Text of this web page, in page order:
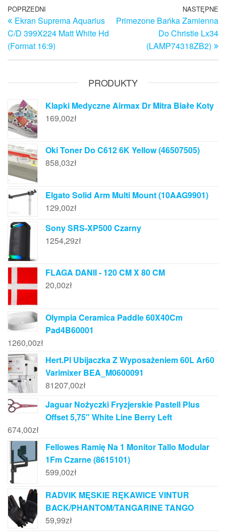
Nawigacja
wpisu
Poprzedni
wpis
POPRZEDNI
Ekran Suprema Aquarius
C/D 399X224 Matt White Hd
(Format 16:9)
NASTĘPNE
Primezone Bańka Zamienna
Do Christie Lx34
(LAMP74318ZB2)
PRODUKTY
Klapki Medyczne Airmax Dr Mitra Białe Koty
169,00zł
Oki Toner Do C612 6K Yellow (46507505)
858,03zł
Elgato Solid Arm Multi Mount (10AAG9901)
129,00zł
Sony SRS-XP500 Czarny
1254,29zł
FLAGA DANII - 120 CM X 80 CM
20,00zł
Olympia Ceramica Paddle 60X40Cm
Pad4B60001
1260,00zł
Hert.Pl Ubijaczka Z Wyposażeniem 60L Ar60
Varimixer BEA_M0600091
81207,00zł
Jaguar Nożyczki Fryzjerskie Pastell Plus
Offset 5,75" White Line Berry Left
674,00zł
Fellowes Ramię Na 1 Monitor Tallo Modular
1Fm Czarne (8615101)
599,00zł
RADVIK MĘSKIE RĘKAWICE VINTUR
BACK/PHANTOM/TANGARINE TANGO
59,99zł